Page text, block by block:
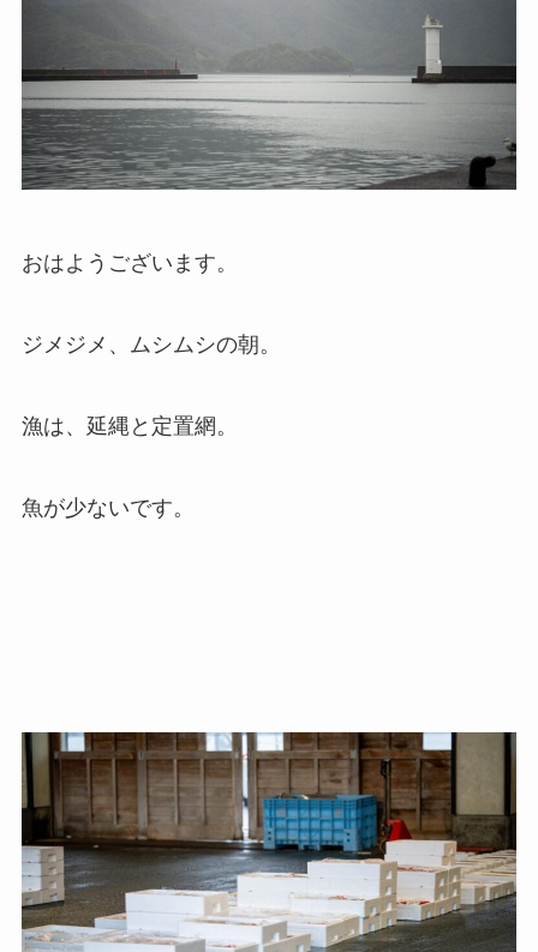
おはようございます。
ジメジメ、ムシムシの朝。
漁は、延縄と定置網。
魚が少ないです。